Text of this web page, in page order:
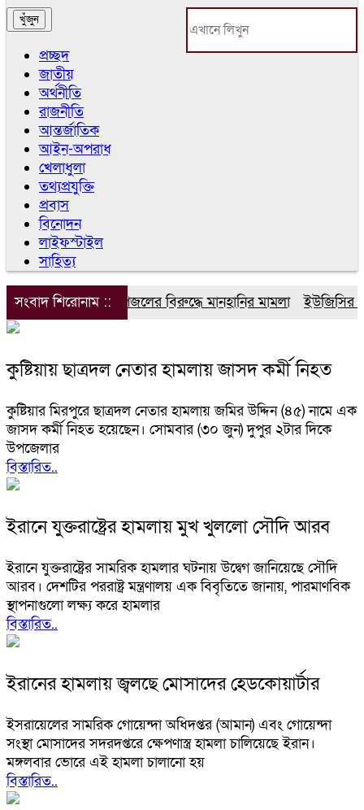
প্রচ্ছদ
জাতীয়
অর্থনীতি
রাজনীতি
আন্তর্জাতিক
আইন-অপরাধ
খেলাধুলা
তথ্যপ্রযুক্তি
প্রবাস
বিনোদন
লাইফস্টাইল
সাহিত্য
সংবাদ শিরোনাম ::ডিপজলের বিরুদ্ধে মানহানির মামলা ইউজিসির
কুষ্টিয়ায় ছাত্রদল নেতার হামলায় জাসদ কর্মী নিহত
কুষ্টিয়ার মিরপুরে ছাত্রদল নেতার হামলায় জমির উদ্দিন (৪৫) নামে এক
জাসদ কর্মী নিহত হয়েছেন। সোমবার (৩০ জুন) দুপুর ২টার দিকে
উপজেলার
বিস্তারিত..
ইরানে যুক্তরাষ্ট্রের হামলায় মুখ খুললো সৌদি আরব
ইরানে যুক্তরাষ্ট্রের সামরিক হামলার ঘটনায় উদ্বেগ জানিয়েছে সৌদি
আরব। দেশটির পররাষ্ট্র মন্ত্রণালয় এক বিবৃতিতে জানায়, পারমাণবিক
স্থাপনাগুলো লক্ষ্য করে হামলার
বিস্তারিত..
ইরানের হামলায় জ্বলছে মোসাদের হেডকোয়ার্টার
ইসরায়েলের সামরিক গোয়েন্দা অধিদপ্তর (আমান) এবং গোয়েন্দা
সংস্থা মোসাদের সদরদপ্তরে ক্ষেপণাস্ত্র হামলা চালিয়েছে ইরান।
মঙ্গলবার ভোরে এই হামলা চালানো হয়
বিস্তারিত..